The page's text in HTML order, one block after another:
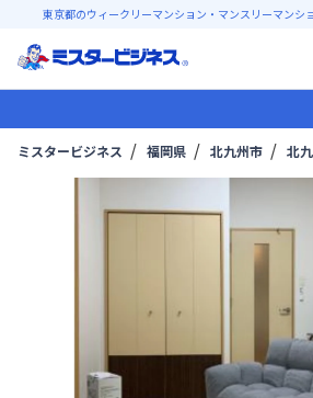
東京都のウィークリーマンション・マンスリーマンシ
ミスタービジネス 福岡県 北九州市 北